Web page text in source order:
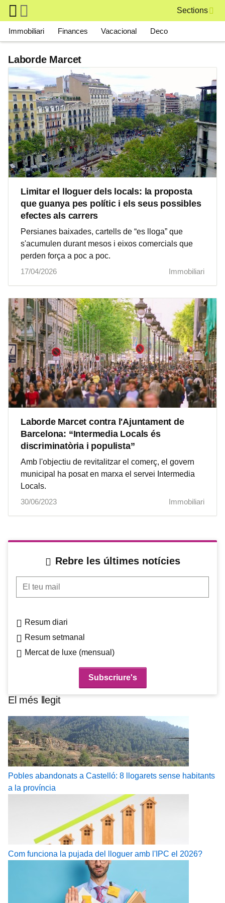
Skip to main content
Sections
Main navigation
Immobiliari Finances Vacacional Deco
Laborde Marcet
Limitar el lloguer dels locals: la proposta
que guanya pes polític i els seus possibles
efectes als carrers
Persianes baixades, cartells de “es lloga” que
s'acumulen durant mesos i eixos comercials que
perden força a poc a poc.
17/04/2026
Immobiliari
Laborde Marcet contra l'Ajuntament de
Barcelona: “Intermedia Locals és
discriminatòria i populista”
Amb l'objectiu de revitalitzar el comerç, el govern
municipal ha posat en marxa el servei Intermedia
Locals.
30/06/2023
Immobiliari
Rebre les últimes notícies
El teu mail
Resum diari
Resum setmanal
Mercat de luxe (mensual)
El més llegit
Pobles abandonats a Castelló: 8 llogarets sense habitants
a la província
Com funciona la pujada del lloguer amb l'IPC el 2026?